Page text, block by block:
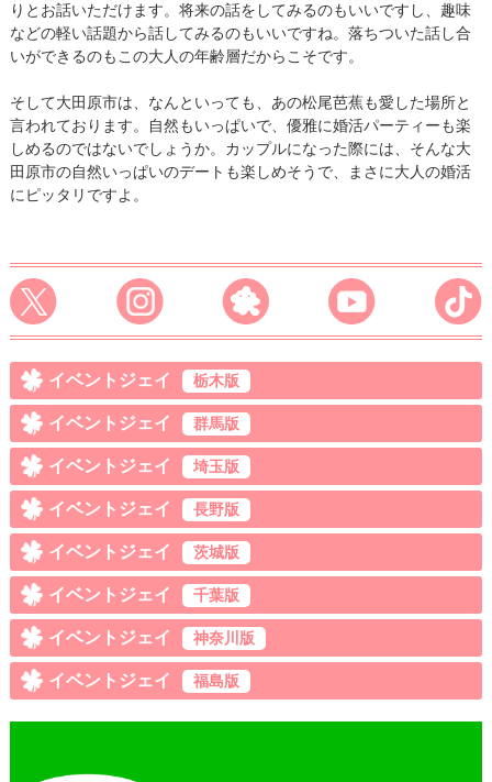
りとお話いただけます。将来の話をしてみるのもいいですし、趣味
などの軽い話題から話してみるのもいいですね。落ちついた話し合
いができるのもこの大人の年齢層だからこそです。
そして大田原市は、なんといっても、あの松尾芭蕉も愛した場所と
言われております。自然もいっぱいで、優雅に婚活パーティーも楽
しめるのではないでしょうか。カップルになった際には、そんな大
田原市の自然いっぱいのデートも楽しめそうで、まさに大人の婚活
にピッタリですよ。
イベントジェイ 栃木版
イベントジェイ 群馬版
イベントジェイ 埼玉版
イベントジェイ 長野版
イベントジェイ 茨城版
イベントジェイ 千葉版
イベントジェイ 神奈川版
イベントジェイ 福島版